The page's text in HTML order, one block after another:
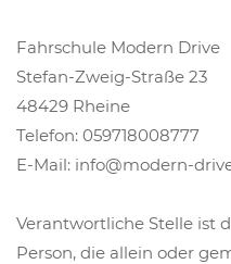
Fahrschule Modern Drive
Stefan-Zweig-Straße 23
48429 Rheine
Telefon: 059718008777
E-Mail: info@modern-
Verantwortliche Stelle ist
Person, die allein oder